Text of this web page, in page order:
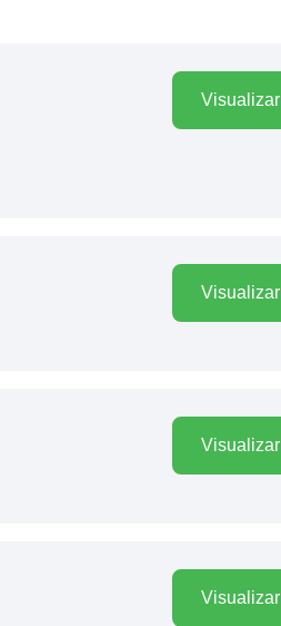
Visualizar
Visualizar
Visualizar
Visualizar